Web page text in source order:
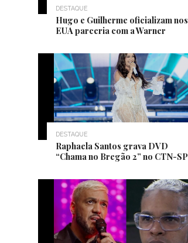
DESTAQUE
Hugo e Guilherme oficializam nos
EUA parceria com a Warner
DESTAQUE
Raphaela Santos grava DVD
“Chama no Bregão 2” no CTN-SP